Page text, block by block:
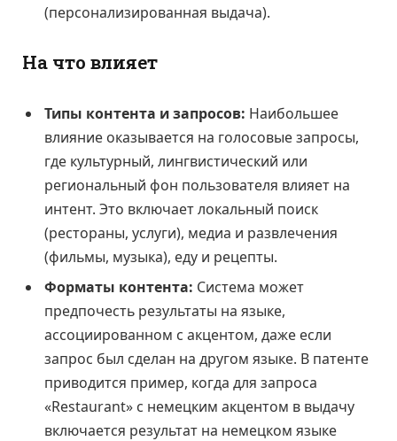
(персонализированная выдача).
На что влияет
Типы контента и запросов: Наибольшее
влияние оказывается на голосовые запросы,
где культурный, лингвистический или
региональный фон пользователя влияет на
интент. Это включает локальный поиск
(рестораны, услуги), медиа и развлечения
(фильмы, музыка), еду и рецепты.
Форматы контента: Система может
предпочесть результаты на языке,
ассоциированном с акцентом, даже если
запрос был сделан на другом языке. В патенте
приводится пример, когда для запроса
«Restaurant» с немецким акцентом в выдачу
включается результат на немецком языке